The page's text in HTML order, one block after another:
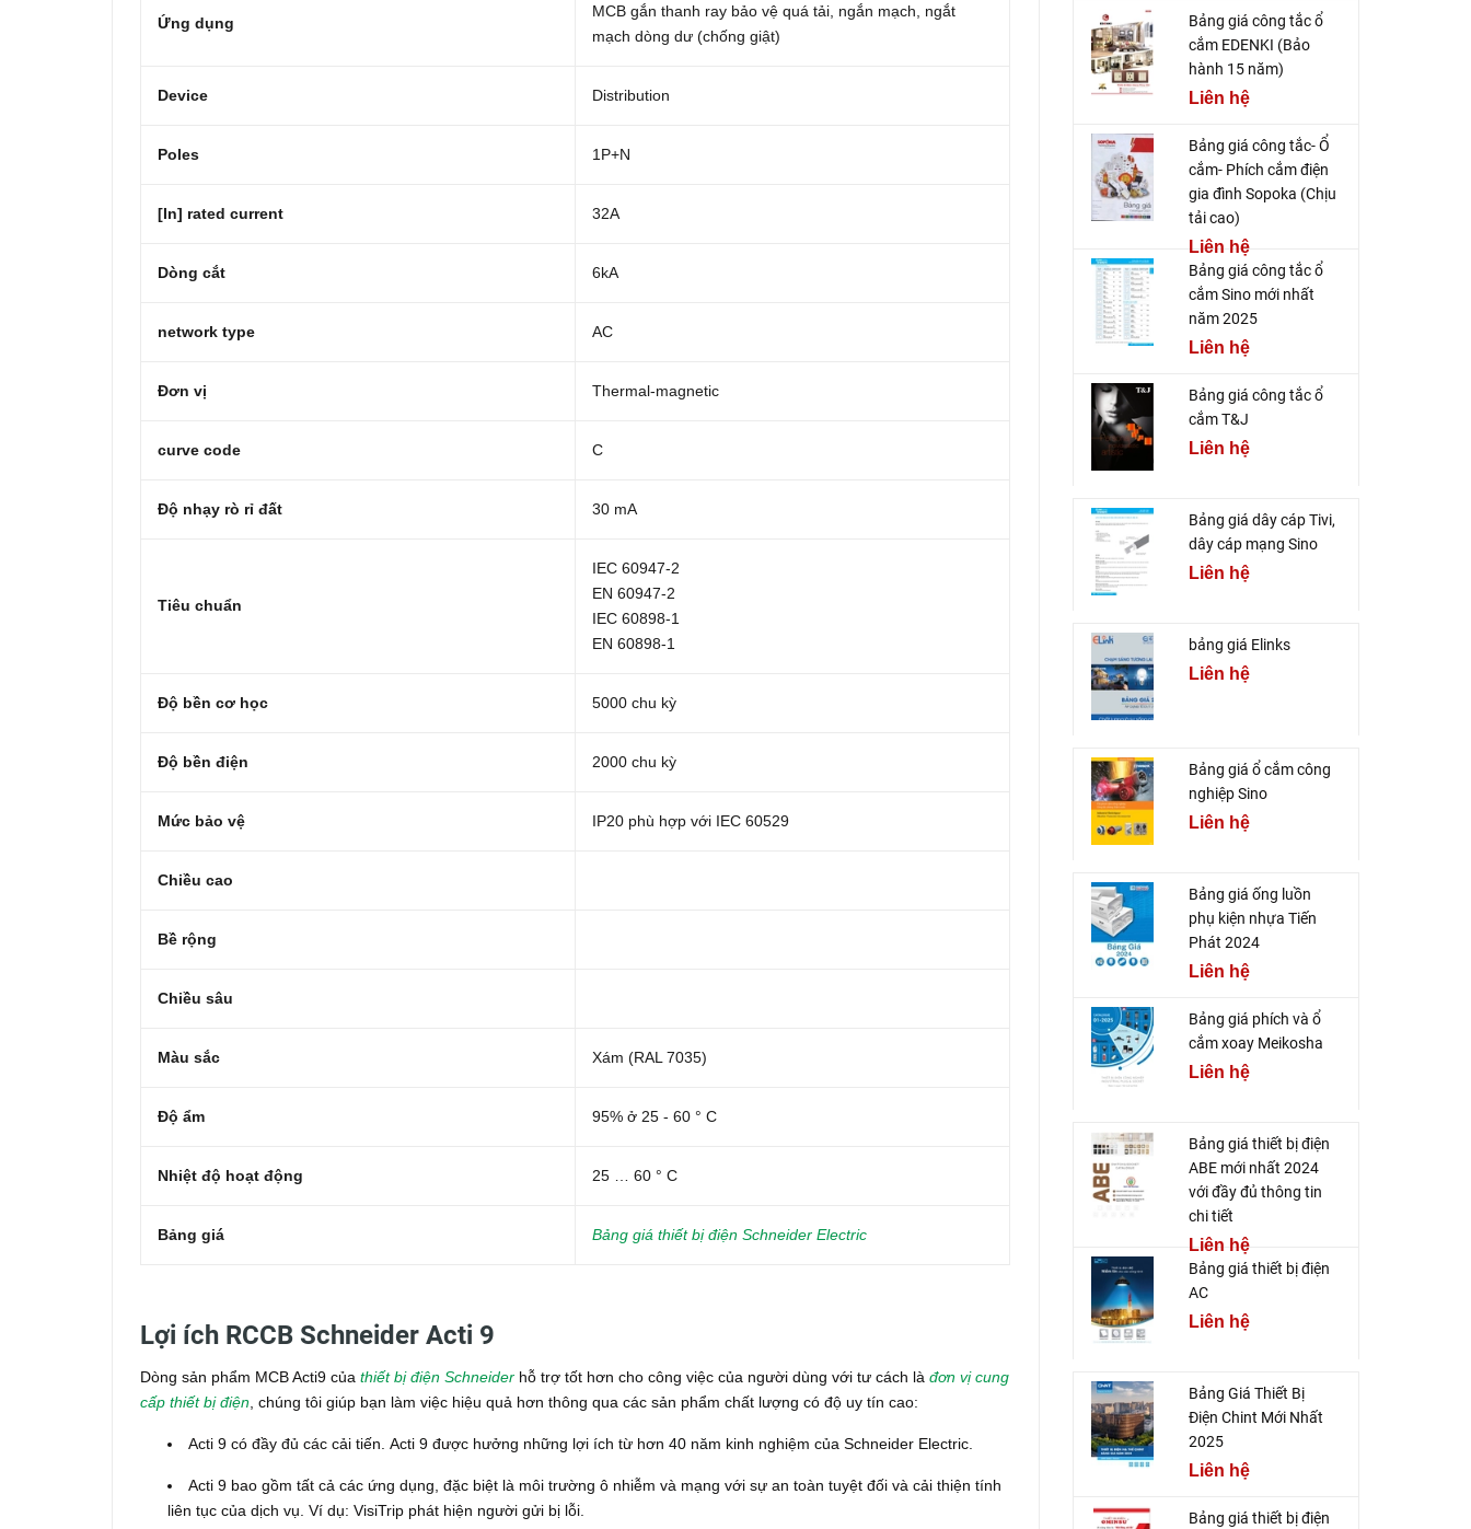
Ứng dụng
MCB gắn thanh ray bảo vệ quá tải, ngắn mạch, ngắt
mạch dòng dư (chống giật)
Device Distribution
Poles 1P+N
[In] rated current 32A
Dòng cắt 6kA
network type AC
Đơn vị Thermal-magnetic
curve code C
Độ nhạy rò rỉ đất 30 mA
Tiêu chuẩn
IEC 60947-2
EN 60947-2
IEC 60898-1
EN 60898-1
Độ bền cơ học 5000 chu kỳ
Độ bền điện 2000 chu kỳ
Mức bảo vệ IP20 phù hợp với IEC 60529
Chiều cao
Bề rộng
Chiều sâu
Màu sắc Xám (RAL 7035)
Độ ẩm 95% ở 25 - 60 ° C
Nhiệt độ hoạt động 25 … 60 ° C
Bảng giá Bảng giá thiết bị điện Schneider Electric
Lợi ích RCCB Schneider Acti 9
Dòng sản phẩm MCB Acti9 của thiết bị điện Schneider hỗ trợ tốt hơn cho công việc của người dùng với tư cách là đơn vị cung
cấp thiết bị điện , chúng tôi giúp bạn làm việc hiệu quả hơn thông qua các sản phẩm chất lượng có độ uy tín cao:
Acti 9 có đầy đủ các cải tiến. Acti 9 được hưởng những lợi ích từ hơn 40 năm kinh nghiệm của Schneider Electric.
Acti 9 bao gồm tất cả các ứng dụng, đặc biệt là môi trường ô nhiễm và mạng với sự an toàn tuyệt đối và cải thiện tính
liên tục của dịch vụ. Ví dụ: VisiTrip phát hiện người gửi bị lỗi.
Bảng giá công tắc ổ
cắm EDENKI (Bảo
hành 15 năm)
Liên hệ
Bảng giá công tắc- Ổ
cắm- Phích cắm điện
gia đình Sopoka (Chịu
tải cao)
Liên hệ
Bảng giá công tắc ổ
cắm Sino mới nhất
năm 2025
Liên hệ
Bảng giá công tắc ổ
cắm T&J
Liên hệ
Bảng giá dây cáp Tivi,
dây cáp mạng Sino
Liên hệ
bảng giá Elinks
Liên hệ
Bảng giá ổ cắm công
nghiệp Sino
Liên hệ
Bảng giá ống luồn
phụ kiện nhựa Tiến
Phát 2024
Liên hệ
Bảng giá phích và ổ
cắm xoay Meikosha
Liên hệ
Bảng giá thiết bị điện
ABE mới nhất 2024
với đầy đủ thông tin
chi tiết
Liên hệ
Bảng giá thiết bị điện
AC
Liên hệ
Bảng Giá Thiết Bị
Điện Chint Mới Nhất
2025
Liên hệ
Bảng giá thiết bị điện